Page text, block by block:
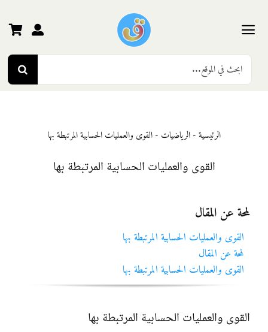
content
Toggle
Navigation
الرئيسية
المرحلة الثالثة
المواد
أنواع الموارد
Search
for:
الرئيسية-الرياضيات -القوى والعمليات الحسابية المرتبطة بها
القوى والعمليات الحسابية المرتبطة بها
لمحة عن المقال
القوى والعمليات الحسابية المرتبطة بها
لمحة عن المقال
القوى والعمليات الحسابية المرتبطة بها
القوى والعمليات الحسابية المرتبطة بها